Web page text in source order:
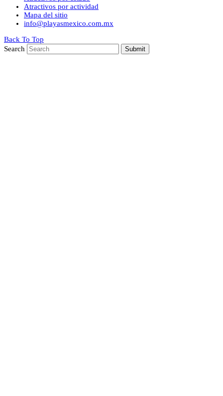
Atractivos por actividad
Mapa del sitio
info@playasmexico.com.mx
Back To Top
Search
Submit